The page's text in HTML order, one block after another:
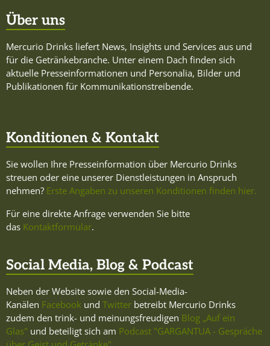
Über uns
Mercurio Drinks liefert News, Insights und Services aus und
für die Getränkebranche. Unter einem Dach finden sich
aktuelle Presseinformationen und Personalia, Bilder und
Publikationen für Kommunikationstreibende.
Konditionen & Kontakt
Sie wollen Ihre Presseinformation über Mercurio Drinks
streuen oder eine unserer Dienstleistungen in Anspruch
nehmen? Erste Angaben zu unseren Konditionen finden hier.
Für eine direkte Anfrage verwenden Sie bitte
das Kontaktformular.
Social Media, Blog & Podcast
Neben der Website sowie den Social-Media-
Kanälen Facebook und Twitter betreibt Mercurio Drinks
zudem den trink- und meinungsfreudigen Blog „Auf ein
Glas" und beteiligt sich am Podcast "GARGANTUA - Gespräche